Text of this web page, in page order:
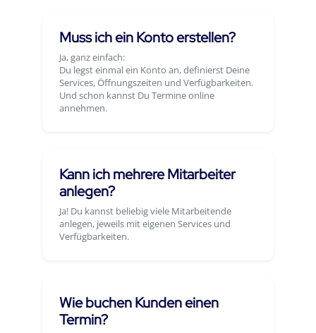
Muss ich ein Konto erstellen?
Ja, ganz einfach:
Du legst einmal ein Konto an, definierst Deine
Services, Öffnungszeiten und Verfügbarkeiten.
Und schon kannst Du Termine online
annehmen.
Kann ich mehrere Mitarbeiter
anlegen?
Ja! Du kannst beliebig viele Mitarbeitende
anlegen, jeweils mit eigenen Services und
Verfügbarkeiten.
Wie buchen Kunden einen
Termin?